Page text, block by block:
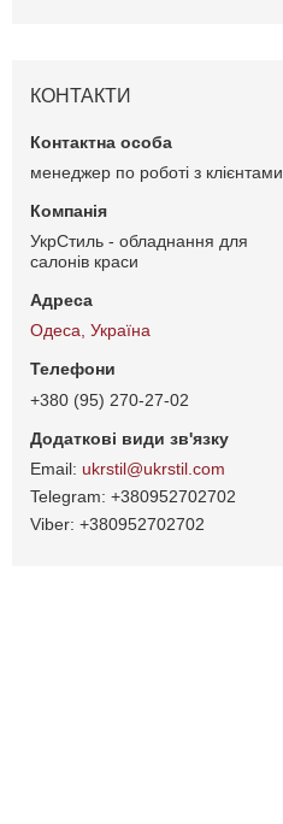
КОНТАКТИ
менеджер по роботі з клієнтами
УкрСтиль - обладнання для
салонів краси
Одеса, Україна
+380 (95) 270-27-02
ukrstil@ukrstil.com
+380952702702
+380952702702